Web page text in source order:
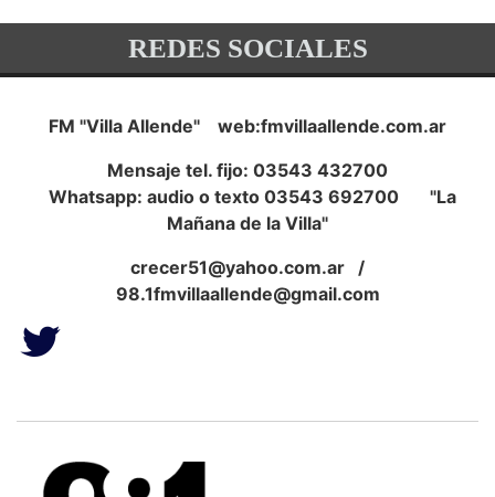
REDES SOCIALES
FM "Villa Allende" web:fmvillaallende.com.ar
Mensaje tel. fijo: 03543 432700
Whatsapp: audio o texto 03543 692700 "La
Mañana de la Villa"
crecer51@yahoo.com.ar /
98.1fmvillaallende@gmail.com